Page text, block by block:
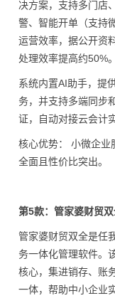
决方案，支持多门店
警、智能开单（支持
运营效率，据公开资
处理效率提高约50%。
系统内置AI助手，提
务，并支持多端同步
证，自动对接云会计
核心优势： 小微企业
全面且性价比突出。
第5款：管家婆财贸
管家婆财贸双全是任
务一体化管理软件。
核心，集进销存、账
一体，帮助中小企业